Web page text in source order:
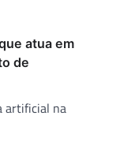
atua em
de
artificial na